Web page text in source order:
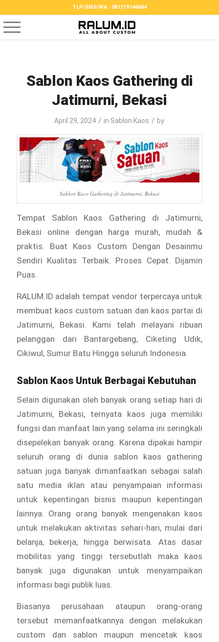
TLP/SMS/WA : 081219146684
Sablon Kaos Gathering di
Jatimurni, Bekasi
April 29, 2024 / in Sablon Kaos / by
Sablon Kaos Gathering di Jatimurni, Bekasi
Tempat Sablon Kaos Gathering di Jatimurni,
Bekasi online dengan harga murah, mudah &
praktis. Buat Kaos Custom Dengan Desainmu
Sendiri Kualitas Terbaik. Proses Cepat. Dijamin
Puas.
RALUM.ID adalah tempat vendor terpercaya untuk
membuat kaos custom satuan dan kaos partai di
Jatimurni, Bekasi. Kami telah melayani ribuan
pelanggan dari Bantargebang, Ciketing Udik,
Cikiwul, Sumur Batu Hingga seluruh Indonesia.
Sablon Kaos Untuk Berbagai Kebutuhan
Selain digunakan oleh banyak orang setiap hari di
Jatimurni, Bekasi, ternyata kaos juga memiliki
fungsi dan manfaat lain yang selama ini seringkali
disepelekan banyak orang. Karena dipakai hampir
seluruh orang di dunia sablon kaos gathering
satuan juga banyak dimanfaatkan sebagai salah
satu media iklan atau penyampaian informasi
untuk kepentingan bisnis maupun kepentingan
lainnya. Orang orang banyak mengenakan kaos
untuk melakukan aktivitas sehari-hari, mulai dari
belanja, bekerja, hingga berwisata. Atas dasar
mobilitas yang tinggi tersebutlah maka kaos
banyak juga digunakan untuk menyampaikan
informasi bagi publik luas.
Biasanya perusahaan ataupun orang-orang
tersebut memanfaatkannya dengan melakukan
custom dan sablon maupun mencetak kaos